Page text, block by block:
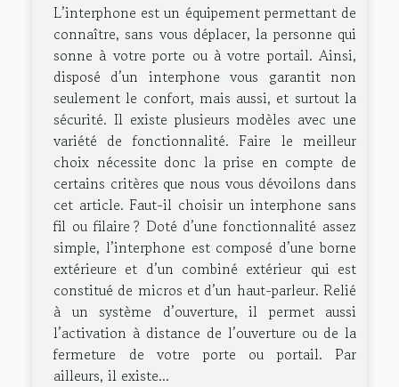
L’interphone est un équipement permettant de
connaître, sans vous déplacer, la personne qui
sonne à votre porte ou à votre portail. Ainsi,
disposé d’un interphone vous garantit non
seulement le confort, mais aussi, et surtout la
sécurité. Il existe plusieurs modèles avec une
variété de fonctionnalité. Faire le meilleur
choix nécessite donc la prise en compte de
certains critères que nous vous dévoilons dans
cet article. Faut-il choisir un interphone sans
fil ou filaire ? Doté d’une fonctionnalité assez
simple, l’interphone est composé d’une borne
extérieure et d’un combiné extérieur qui est
constitué de micros et d’un haut-parleur. Relié
à un système d’ouverture, il permet aussi
l’activation à distance de l’ouverture ou de la
fermeture de votre porte ou portail. Par
ailleurs, il existe...